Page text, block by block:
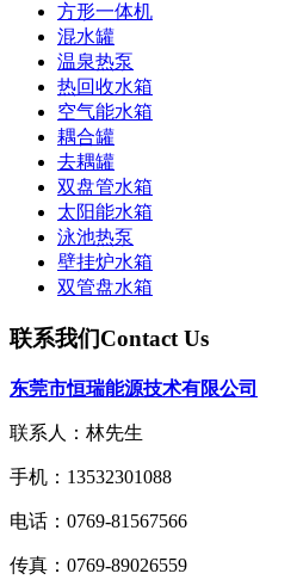
方形一体机
混水罐
温泉热泵
热回收水箱
空气能水箱
耦合罐
去耦罐
双盘管水箱
太阳能水箱
泳池热泵
壁挂炉水箱
双管盘水箱
联系我们Contact Us
东莞市恒瑞能源技术有限公司
联系人：林先生
手机：13532301088
电话：0769-81567566
传真：0769-89026559